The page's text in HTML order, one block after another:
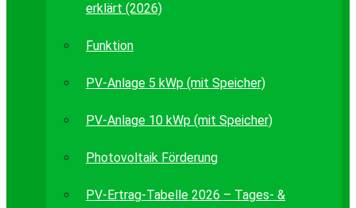
erklärt (2026)
Funktion
PV-Anlage 5 kWp (mit Speicher)
PV-Anlage 10 kWp (mit Speicher)
Photovoltaik Förderung
PV-Ertrag-Tabelle 2026 – Tages- &